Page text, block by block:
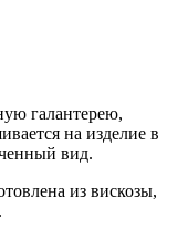
галантерею,
на изделие в
вид.
из вискозы,